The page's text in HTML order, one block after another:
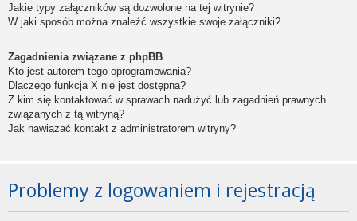
Jakie typy załączników są dozwolone na tej witrynie?
W jaki sposób można znaleźć wszystkie swoje załączniki?
Zagadnienia związane z phpBB
Kto jest autorem tego oprogramowania?
Dlaczego funkcja X nie jest dostępna?
Z kim się kontaktować w sprawach nadużyć lub zagadnień prawnych
związanych z tą witryną?
Jak nawiązać kontakt z administratorem witryny?
Problemy z logowaniem i rejestracją